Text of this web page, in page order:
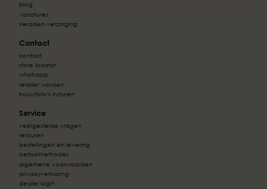
blog
vacatures
sieraden verzorging
Contact
contact
store locator
whatsapp
retailer worden
trouwfoto's insturen
Service
veelgestelde vragen
retouren
bestellingen en levering
betaalmethodes
algemene voorwaarden
privacyverklaring
dealer login